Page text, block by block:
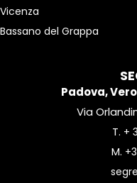
Vicenza
Bassano del Grappa
Padova,
Via
T. +
M.